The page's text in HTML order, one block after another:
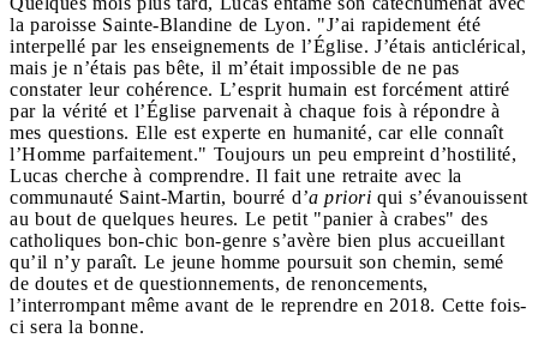
la paroisse Sainte-Blandine de Lyon. "J’ai rapidement été
interpellé par les enseignements de l’Église. J’étais anticlérical,
mais je n’étais pas bête, il m’était impossible de ne pas
constater leur cohérence. L’esprit humain est forcément attiré
par la vérité et l’Église parvenait à chaque fois à répondre à
mes questions. Elle est experte en humanité, car elle connaît
l’Homme parfaitement." Toujours un peu empreint d’hostilité,
Lucas cherche à comprendre. Il fait une retraite avec la
communauté Saint-Martin, bourré d’a priori qui s’évanouissent
au bout de quelques heures. Le petit "panier à crabes" des
catholiques bon-chic bon-genre s’avère bien plus accueillant
qu’il n’y paraît. Le jeune homme poursuit son chemin, semé
de doutes et de questionnements, de renoncements,
l’interrompant même avant de le reprendre en 2018. Cette fois-
ci sera la bonne.